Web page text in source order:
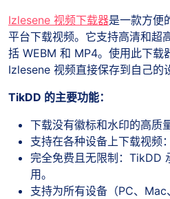
Izlesene 视频下载器是一款方便
平台下载视频。它支持高清和超
括 WEBM 和 MP4。使用此下载
Izlesene 视频直接保存到自己的
TikDD 的主要功能：
下载没有徽标和水印的高质
支持在各种设备上下载视频
完全免费且无限制：TikDD
用。
支持为所有设备（PC、